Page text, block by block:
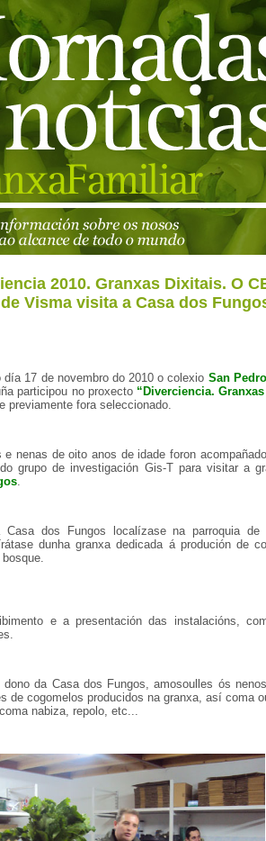
2010. Granxas Dixitais. O
Visma visita a Casa dos
día 17 de novembro do 2010 o colexio San
participou no proxecto “Diverciencia.
previamente fora seleccionado.
e nenas de oito anos de idade foron
grupo de investigación Gis-T para visitar a
.
Casa dos Fungos localízase na parroquia de
dunha granxa dedicada á produción de
e a presentación das instalacións,
dono da Casa dos Fungos, amosoulles ós
de cogomelos producidos na granxa, así coma
nabiza, repolo, etc...